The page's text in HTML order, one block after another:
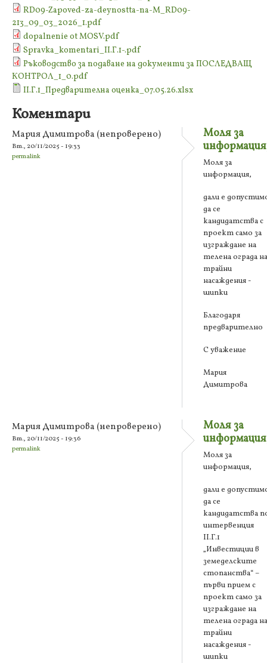
RD09-Zapoved-za-deynostta-na-M_RD09-
213_09_03_2026_1.pdf
dopalnenie ot MOSV.pdf
Spravka_komentari_II.Г.1-.pdf
Ръководство за подаване на документи за ПОСЛЕДВАЩ
КОНТРОЛ_1_0.pdf
II.Г.1_Предварителна оценка_07.05.26.xlsx
Коментари
Мария Димитрова (непроверено)
Вт., 20/11/2025 - 19:33
permalink
Моля за
Моля за
информация,
дали е
да се
кандидатства с
проект само за
изграждане на
телена ограда на
трайни
насаждения -
шипки
Благодаря
предварително
С уважение
Мария
Димитрова
Мария Димитрова (непроверено)
Вт., 20/11/2025 - 19:36
permalink
Моля за
Моля за
информация,
дали е
да се
кандидатства
интервенция
ІІ.Г.1
„Инвестиции в
земеделските
стопанства“ –
първи прием с
проект само за
изграждане на
телена ограда на
трайни
насаждения -
шипки